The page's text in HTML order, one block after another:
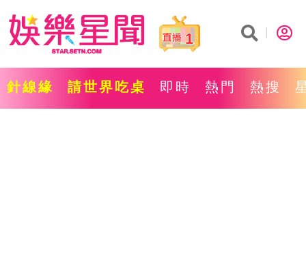
1
針線緣 請世界吃桌 即時 熱門 熱搜